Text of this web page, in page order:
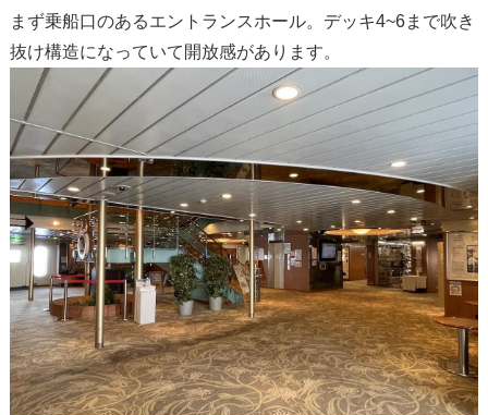
まず乗船口のあるエントランスホール。デッキ4~6まで吹き
抜け構造になっていて開放感があります。